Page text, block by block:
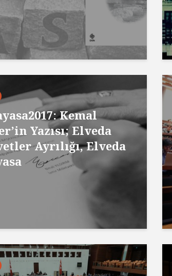
Kemal
Yazısı; Elveda
Ayrılığı, Elveda